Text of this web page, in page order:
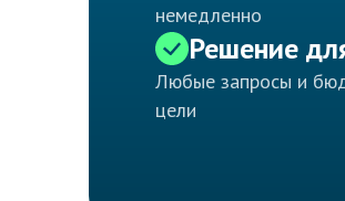
немедленно
Решение
Любые запросы и
цели